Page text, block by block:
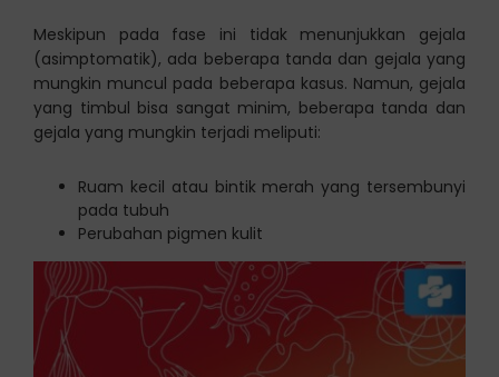
Meskipun pada fase ini tidak menunjukkan gejala
(asimptomatik), ada beberapa tanda dan gejala yang
mungkin muncul pada beberapa kasus. Namun, gejala
yang timbul bisa sangat minim, beberapa tanda dan
gejala yang mungkin terjadi meliputi:
Ruam kecil atau bintik merah yang tersembunyi
pada tubuh
Perubahan pigmen kulit